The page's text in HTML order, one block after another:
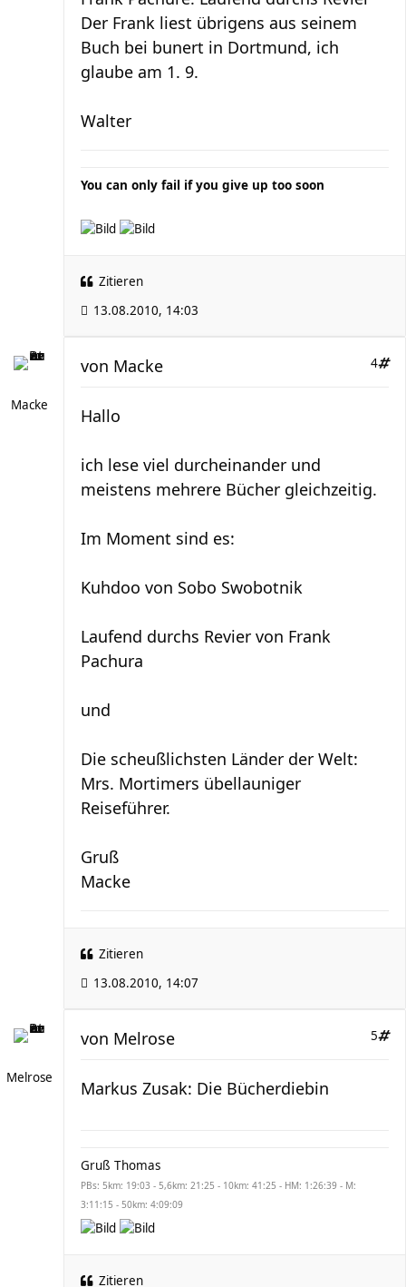
Der Frank liest übrigens aus seinem
Buch bei bunert in Dortmund, ich
glaube am 1. 9.
Walter
You can only fail if you give up too soon
Zitieren
13.08.2010, 14:03
Macke
4
von Macke
Hallo
ich lese viel durcheinander und
meistens mehrere Bücher gleichzeitig.
Im Moment sind es:
Kuhdoo von Sobo Swobotnik
Laufend durchs Revier von Frank
Pachura
und
Die scheußlichsten Länder der Welt:
Mrs. Mortimers übellauniger
Reiseführer.
Gruß
Macke
Zitieren
13.08.2010, 14:07
Melrose
5
von Melrose
Markus Zusak: Die Bücherdiebin
Gruß Thomas
PBs: 5km: 19:03 - 5,6km: 21:25 - 10km: 41:25 - HM: 1:26:39 - M:
3:11:15 - 50km: 4:09:09
Zitieren